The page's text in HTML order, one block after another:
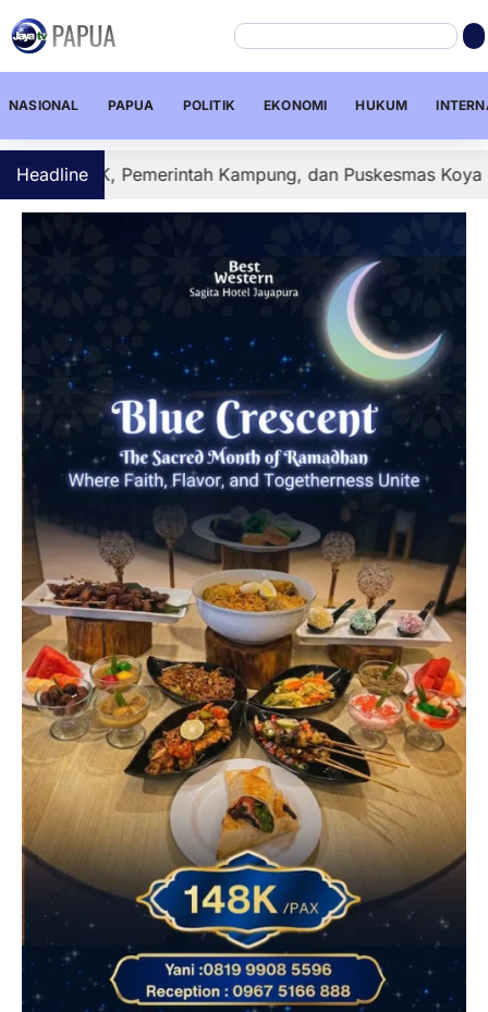
NASIONAL PAPUA POLITIK EKONOMI HUKUM
Headline
Pemerintah Kampung, dan Puskesmas Koya Barat